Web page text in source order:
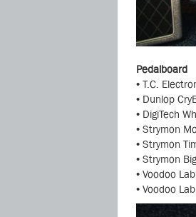
Pedalboard
• T.C.
• Dunlop
• DigiTech
• Strymon
• Strymon
• Strymon
• Voodoo
• Voodoo